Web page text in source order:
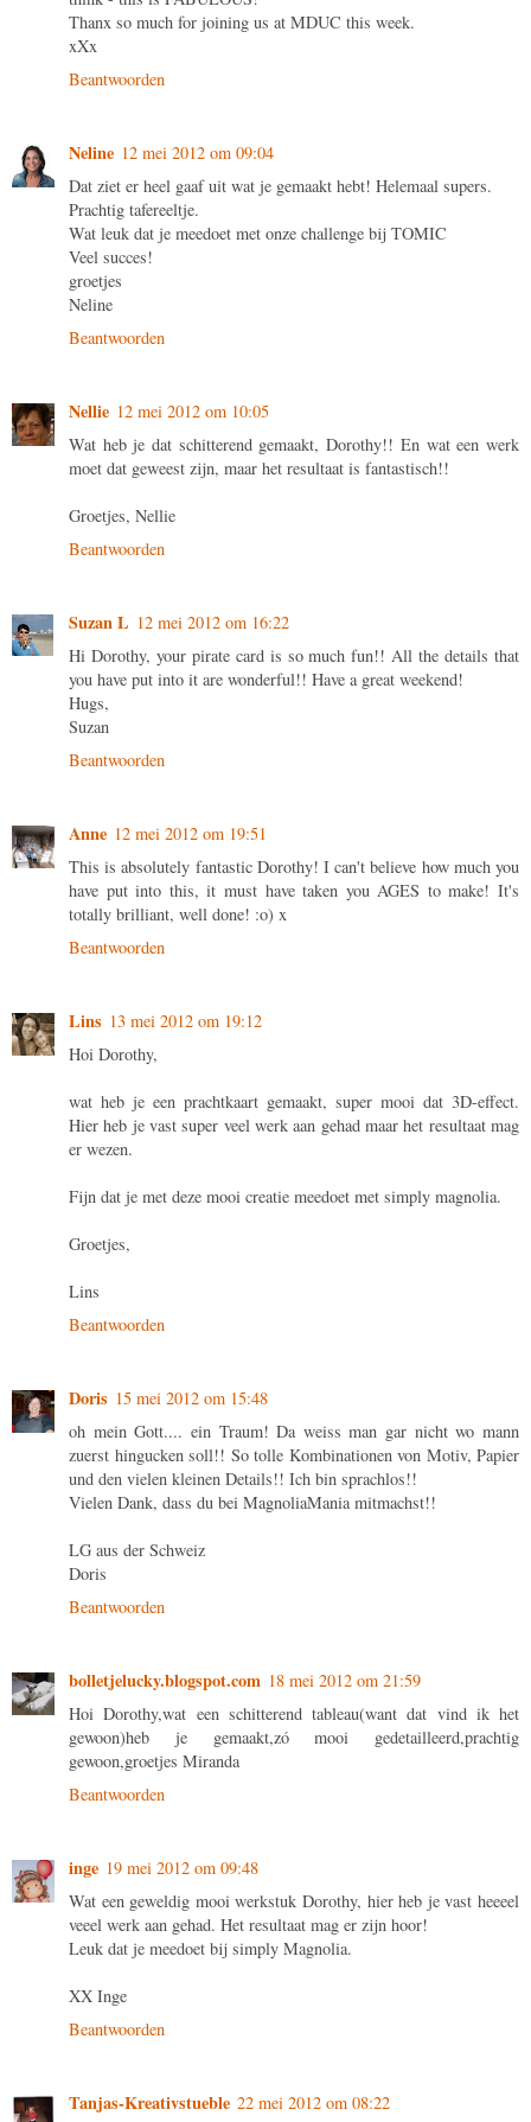
Thanx so much for joining us at MDUC this week.
xXx
Beantwoorden
Neline 12 mei 2012 om 09:04
Dat ziet er heel gaaf uit wat je gemaakt hebt! Helemaal supers.
Prachtig tafereeltje.
Wat leuk dat je meedoet met onze challenge bij TOMIC
Veel succes!
groetjes
Neline
Beantwoorden
Nellie 12 mei 2012 om 10:05
Wat heb je dat schitterend gemaakt, Dorothy!! En wat een werk
moet dat geweest zijn, maar het resultaat is fantastisch!!
Groetjes, Nellie
Beantwoorden
Suzan L 12 mei 2012 om 16:22
Hi Dorothy, your pirate card is so much fun!! All the details that
you have put into it are wonderful!! Have a great weekend!
Hugs,
Suzan
Beantwoorden
Anne 12 mei 2012 om 19:51
This is absolutely fantastic Dorothy! I can't believe how much you
have put into this, it must have taken you AGES to make! It's
totally brilliant, well done! :o) x
Beantwoorden
Lins 13 mei 2012 om 19:12
Hoi Dorothy,
wat heb je een prachtkaart gemaakt, super mooi dat 3D-effect.
Hier heb je vast super veel werk aan gehad maar het resultaat mag
er wezen.
Fijn dat je met deze mooi creatie meedoet met simply magnolia.
Groetjes,
Lins
Beantwoorden
Doris 15 mei 2012 om 15:48
oh mein Gott.... ein Traum! Da weiss man gar nicht wo mann
zuerst hingucken soll!! So tolle Kombinationen von Motiv, Papier
und den vielen kleinen Details!! Ich bin sprachlos!!
Vielen Dank, dass du bei MagnoliaMania mitmachst!!
LG aus der Schweiz
Doris
Beantwoorden
bolletjelucky.blogspot.com 18 mei 2012 om 21:59
Hoi Dorothy,wat een schitterend tableau(want dat vind ik het
gewoon)heb je gemaakt,zó mooi gedetailleerd,prachtig
gewoon,groetjes Miranda
Beantwoorden
inge 19 mei 2012 om 09:48
Wat een geweldig mooi werkstuk Dorothy, hier heb je vast heeeel
veeel werk aan gehad. Het resultaat mag er zijn hoor!
Leuk dat je meedoet bij simply Magnolia.
XX Inge
Beantwoorden
Tanjas-Kreativstueble 22 mei 2012 om 08:22